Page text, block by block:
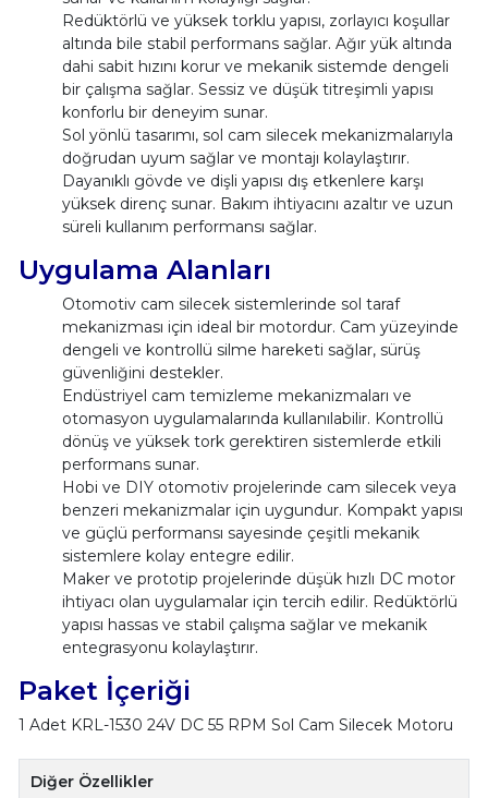
Redüktörlü ve yüksek torklu yapısı, zorlayıcı koşullar
altında bile stabil performans sağlar. Ağır yük altında
dahi sabit hızını korur ve mekanik sistemde dengeli
bir çalışma sağlar. Sessiz ve düşük titreşimli yapısı
konforlu bir deneyim sunar.
Sol yönlü tasarımı, sol cam silecek mekanizmalarıyla
doğrudan uyum sağlar ve montajı kolaylaştırır.
Dayanıklı gövde ve dişli yapısı dış etkenlere karşı
yüksek direnç sunar. Bakım ihtiyacını azaltır ve uzun
süreli kullanım performansı sağlar.
Uygulama Alanları
Otomotiv cam silecek sistemlerinde sol taraf
mekanizması için ideal bir motordur. Cam yüzeyinde
dengeli ve kontrollü silme hareketi sağlar, sürüş
güvenliğini destekler.
Endüstriyel cam temizleme mekanizmaları ve
otomasyon uygulamalarında kullanılabilir. Kontrollü
dönüş ve yüksek tork gerektiren sistemlerde etkili
performans sunar.
Hobi ve DIY otomotiv projelerinde cam silecek veya
benzeri mekanizmalar için uygundur. Kompakt yapısı
ve güçlü performansı sayesinde çeşitli mekanik
sistemlere kolay entegre edilir.
Maker ve prototip projelerinde düşük hızlı DC motor
ihtiyacı olan uygulamalar için tercih edilir. Redüktörlü
yapısı hassas ve stabil çalışma sağlar ve mekanik
entegrasyonu kolaylaştırır.
Paket İçeriği
1 Adet KRL-1530 24V DC 55 RPM Sol Cam Silecek Motoru
Diğer Özellikler